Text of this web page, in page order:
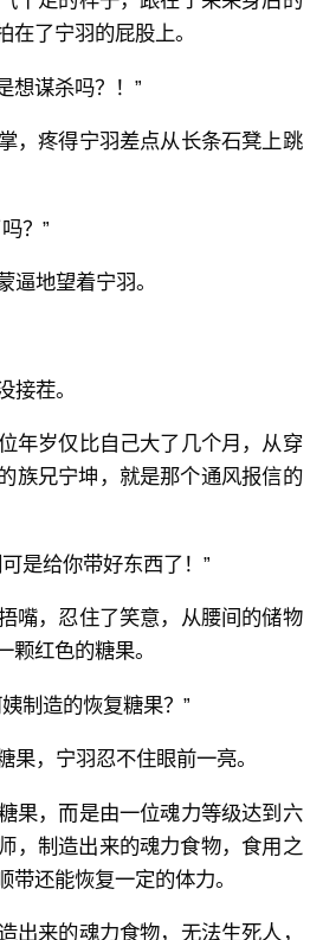
在了宁羽的屁股上。
想谋杀吗？！”
，疼得宁羽差点从长条石凳上跳
？”
逼地望着宁羽。
接茬。
年岁仅比自己大了几个月，从穿
族兄宁坤，就是那个通风报信的
是给你带好东西了！”
嘴，忍住了笑意，从腰间的储物
颗红色的糖果。
制造的恢复糖果？”
果，宁羽忍不住眼前一亮。
果，而是由一位魂力等级达到六
，制造出来的魂力食物，食用之
带还能恢复一定的体力。
出来的魂力食物，无法生死人，